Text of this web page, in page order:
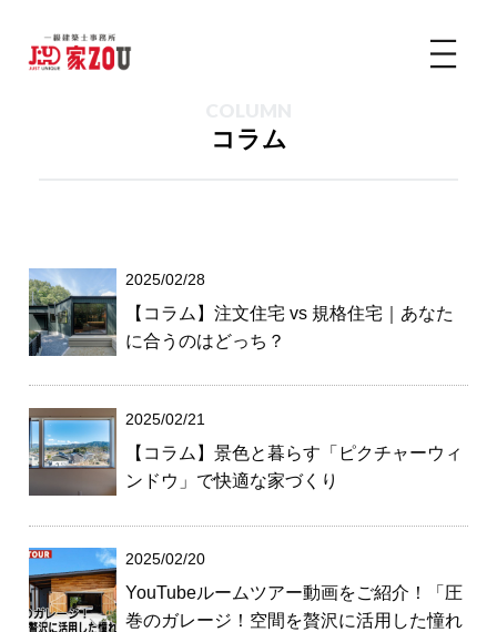
コラム
2025/02/28
【コラム】注文住宅 vs 規格住宅｜あなた
に合うのはどっち？
2025/02/21
【コラム】景色と暮らす「ピクチャーウィ
ンドウ」で快適な家づくり
2025/02/20
YouTubeルームツアー動画をご紹介！「圧
巻のガレージ！空間を贅沢に活用した憧れ